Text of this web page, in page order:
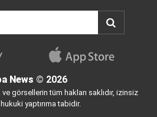
News © 2026
görsellerin tüm hakları saklıdır, izinsiz
hukuki yaptırıma tabidir.